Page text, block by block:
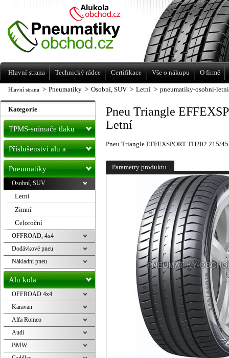
Hlavní strana > Pneumatiky > Osobní, SUV > Letní > pneumatiky-osobni-
Pneu Triangle
Letní
Pneu Triangle EFFEXSPORT TH202 215/
Parametry produktu
Kategorie
TPMS-snímače tlaku
Příslušenství alu a
pneu
Pneumatiky
Osobní, SUV
Letní
Zimní
Celoroční
OFFROAD, 4x4
Dodávkové pneu
Nákladní pneu
Alu kola
OFFROAD 4x4
Karavan
Alfa Romeo
Audi
BMW
Levné pneumatiky letní, zimní, Alu kola
a litá kola Racing Line
Hlavní strana Technický rádce Certifikace Vše o nákupu O firmě